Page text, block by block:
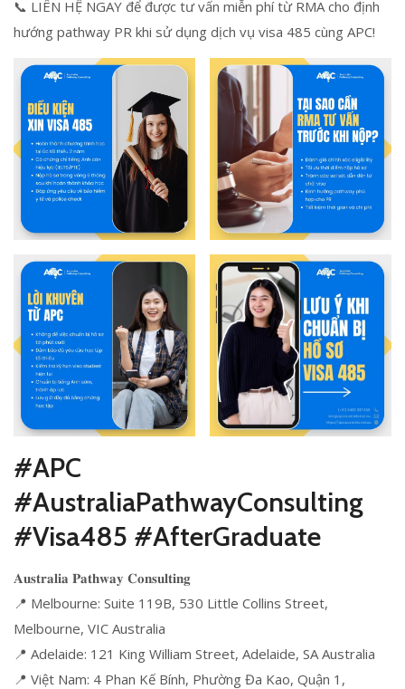
📞 LIÊN HỆ NGAY để được tư vấn miễn phí từ RMA cho định
hướng pathway PR khi sử dụng dịch vụ visa 485 cùng APC!
#APC
#AustraliaPathwayConsulting
#Visa485 #AfterGraduate
𝐀𝐮𝐬𝐭𝐫𝐚𝐥𝐢𝐚 𝐏𝐚𝐭𝐡𝐰𝐚𝐲 𝐂𝐨𝐧𝐬𝐮𝐥𝐭𝐢𝐧𝐠
📍 Melbourne: Suite 119B, 530 Little Collins Street,
Melbourne, VIC Australia
📍 Adelaide: 121 King William Street, Adelaide, SA Australia
📍 Việt Nam: 4 Phan Kế Bính, Phường Đa Kao, Quận 1,